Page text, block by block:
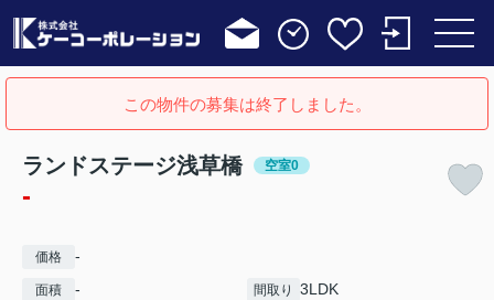
この物件の募集は終了しました。
ランドステージ浅草橋 空室0
-
価格 -
面積 - 間取り 3LDK